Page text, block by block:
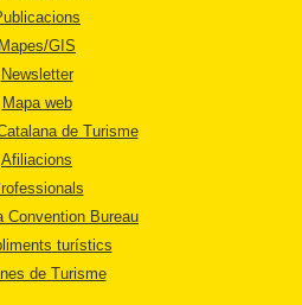
Mapes/GIS
Newsletter
Mapa web
de Turisme
Afiliacions
Convention Bureau
turístics
de Turisme